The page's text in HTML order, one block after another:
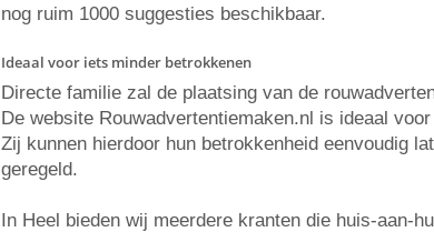
nog ruim 1000 suggesties beschikbaar.
Ideaal voor iets minder betrokkenen
Directe familie zal de plaatsing van de
De website Rouwadvertentiemaken.nl is ideaal
Zij kunnen hierdoor hun betrokkenheid eenvoudig
geregeld.
In Heel bieden wij meerdere kranten die huis-aan-